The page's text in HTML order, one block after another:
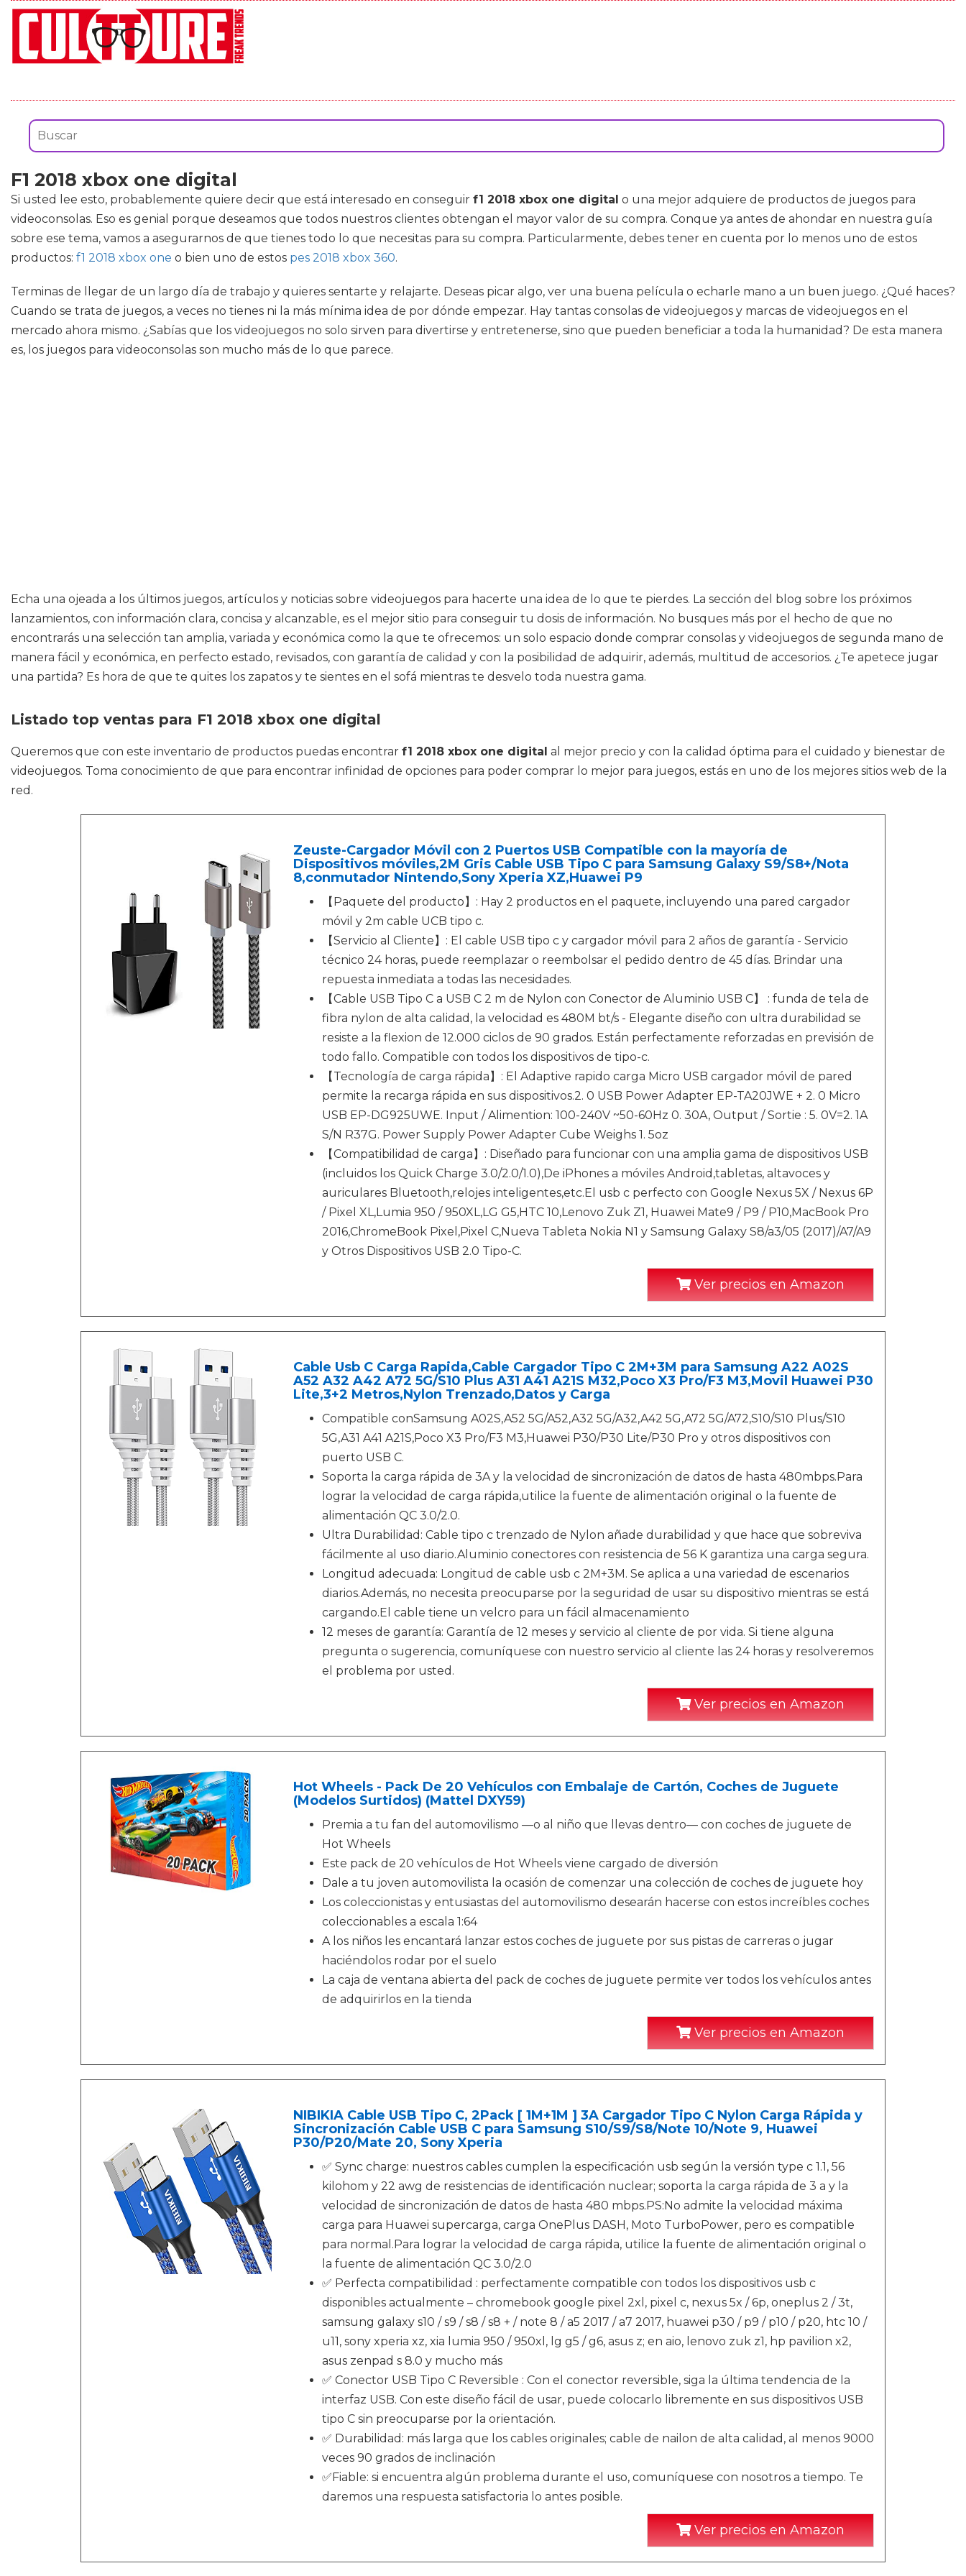
F1 2018 xbox one digital
Si usted lee esto, probablemente quiere decir que está interesado en conseguir f1 2018 xbox one digital o una mejor adquiere de productos de juegos para
videoconsolas. Eso es genial porque deseamos que todos nuestros clientes obtengan el mayor valor de su compra. Conque ya antes de ahondar en nuestra guía
sobre ese tema, vamos a asegurarnos de que tienes todo lo que necesitas para su compra. Particularmente, debes tener en cuenta por lo menos uno de estos
productos: f1 2018 xbox one o bien uno de estos pes 2018 xbox 360.
Terminas de llegar de un largo día de trabajo y quieres sentarte y relajarte. Deseas picar algo, ver una buena película o echarle mano a un buen juego. ¿Qué haces?
Cuando se trata de juegos, a veces no tienes ni la más mínima idea de por dónde empezar. Hay tantas consolas de videojuegos y marcas de videojuegos en el
mercado ahora mismo. ¿Sabías que los videojuegos no solo sirven para divertirse y entretenerse, sino que pueden beneficiar a toda la humanidad? De esta manera
es, los juegos para videoconsolas son mucho más de lo que parece.
Echa una ojeada a los últimos juegos, artículos y noticias sobre videojuegos para hacerte una idea de lo que te pierdes. La sección del blog sobre los próximos
lanzamientos, con información clara, concisa y alcanzable, es el mejor sitio para conseguir tu dosis de información. No busques más por el hecho de que no
encontrarás una selección tan amplia, variada y económica como la que te ofrecemos: un solo espacio donde comprar consolas y videojuegos de segunda mano de
manera fácil y económica, en perfecto estado, revisados, con garantía de calidad y con la posibilidad de adquirir, además, multitud de accesorios. ¿Te apetece jugar
una partida? Es hora de que te quites los zapatos y te sientes en el sofá mientras te desvelo toda nuestra gama.
Listado top ventas para F1 2018 xbox one digital
Queremos que con este inventario de productos puedas encontrar f1 2018 xbox one digital al mejor precio y con la calidad óptima para el cuidado y bienestar de
videojuegos. Toma conocimiento de que para encontrar infinidad de opciones para poder comprar lo mejor para juegos, estás en uno de los mejores sitios web de la
red.
Zeuste-Cargador Móvil con 2 Puertos USB Compatible con la mayoría de
Dispositivos móviles,2M Gris Cable USB Tipo C para Samsung Galaxy S9/S8+/Nota
8,conmutador Nintendo,Sony Xperia XZ,Huawei P9
【Paquete del producto】: Hay 2 productos en el paquete, incluyendo una pared cargador
móvil y 2m cable UCB tipo c.
【Servicio al Cliente】: El cable USB tipo c y cargador móvil para 2 años de garantía - Servicio
técnico 24 horas, puede reemplazar o reembolsar el pedido dentro de 45 días. Brindar una
repuesta inmediata a todas las necesidades.
【Cable USB Tipo C a USB C 2 m de Nylon con Conector de Aluminio USB C】 : funda de tela de
fibra nylon de alta calidad, la velocidad es 480M bt/s - Elegante diseño con ultra durabilidad se
resiste a la flexion de 12.000 ciclos de 90 grados. Están perfectamente reforzadas en previsión de
todo fallo. Compatible con todos los dispositivos de tipo-c.
【Tecnología de carga rápida】: El Adaptive rapido carga Micro USB cargador móvil de pared
permite la recarga rápida en sus dispositivos.2. 0 USB Power Adapter EP-TA20JWE + 2. 0 Micro
USB EP-DG925UWE. Input / Alimention: 100-240V ~50-60Hz 0. 30A, Output / Sortie : 5. 0V=2. 1A
S/N R37G. Power Supply Power Adapter Cube Weighs 1. 5oz
【Compatibilidad de carga】: Diseñado para funcionar con una amplia gama de dispositivos USB
(incluidos los Quick Charge 3.0/2.0/1.0),De iPhones a móviles Android,tabletas, altavoces y
auriculares Bluetooth,relojes inteligentes,etc.El usb c perfecto con Google Nexus 5X / Nexus 6P
/ Pixel XL,Lumia 950 / 950XL,LG G5,HTC 10,Lenovo Zuk Z1, Huawei Mate9 / P9 / P10,MacBook Pro
2016,ChromeBook Pixel,Pixel C,Nueva Tableta Nokia N1 y Samsung Galaxy S8/a3/05 (2017)/A7/A9
y Otros Dispositivos USB 2.0 Tipo-C.
Ver precios en Amazon
Cable Usb C Carga Rapida,Cable Cargador Tipo C 2M+3M para Samsung A22 A02S
A52 A32 A42 A72 5G/S10 Plus A31 A41 A21S M32,Poco X3 Pro/F3 M3,Movil Huawei P30
Lite,3+2 Metros,Nylon Trenzado,Datos y Carga
Compatible conSamsung A02S,A52 5G/A52,A32 5G/A32,A42 5G,A72 5G/A72,S10/S10 Plus/S10
5G,A31 A41 A21S,Poco X3 Pro/F3 M3,Huawei P30/P30 Lite/P30 Pro y otros dispositivos con
puerto USB C.
Soporta la carga rápida de 3A y la velocidad de sincronización de datos de hasta 480mbps.Para
lograr la velocidad de carga rápida,utilice la fuente de alimentación original o la fuente de
alimentación QC 3.0/2.0.
Ultra Durabilidad: Cable tipo c trenzado de Nylon añade durabilidad y que hace que sobreviva
fácilmente al uso diario.Aluminio conectores con resistencia de 56 K garantiza una carga segura.
Longitud adecuada: Longitud de cable usb c 2M+3M. Se aplica a una variedad de escenarios
diarios.Además, no necesita preocuparse por la seguridad de usar su dispositivo mientras se está
cargando.El cable tiene un velcro para un fácil almacenamiento
12 meses de garantía: Garantía de 12 meses y servicio al cliente de por vida. Si tiene alguna
pregunta o sugerencia, comuníquese con nuestro servicio al cliente las 24 horas y resolveremos
el problema por usted.
Ver precios en Amazon
Hot Wheels - Pack De 20 Vehículos con Embalaje de Cartón, Coches de Juguete
(Modelos Surtidos) (Mattel DXY59)
Premia a tu fan del automovilismo —o al niño que llevas dentro— con coches de juguete de
Hot Wheels
Este pack de 20 vehículos de Hot Wheels viene cargado de diversión
Dale a tu joven automovilista la ocasión de comenzar una colección de coches de juguete hoy
Los coleccionistas y entusiastas del automovilismo desearán hacerse con estos increíbles coches
coleccionables a escala 1:64
A los niños les encantará lanzar estos coches de juguete por sus pistas de carreras o jugar
haciéndolos rodar por el suelo
La caja de ventana abierta del pack de coches de juguete permite ver todos los vehículos antes
de adquirirlos en la tienda
Ver precios en Amazon
NIBIKIA Cable USB Tipo C, 2Pack [ 1M+1M ] 3A Cargador Tipo C Nylon Carga Rápida y
Sincronización Cable USB C para Samsung S10/S9/S8/Note 10/Note 9, Huawei
P30/P20/Mate 20, Sony Xperia
✅ Sync charge: nuestros cables cumplen la especificación usb según la versión type c 1.1, 56
kilohom y 22 awg de resistencias de identificación nuclear; soporta la carga rápida de 3 a y la
velocidad de sincronización de datos de hasta 480 mbps.PS:No admite la velocidad máxima
carga para Huawei supercarga, carga OnePlus DASH, Moto TurboPower, pero es compatible
para normal.Para lograr la velocidad de carga rápida, utilice la fuente de alimentación original o
la fuente de alimentación QC 3.0/2.0
✅ Perfecta compatibilidad : perfectamente compatible con todos los dispositivos usb c
disponibles actualmente – chromebook google pixel 2xl, pixel c, nexus 5x / 6p, oneplus 2 / 3t,
samsung galaxy s10 / s9 / s8 / s8 + / note 8 / a5 2017 / a7 2017, huawei p30 / p9 / p10 / p20, htc 10 /
u11, sony xperia xz, xia lumia 950 / 950xl, lg g5 / g6, asus z; en aio, lenovo zuk z1, hp pavilion x2,
asus zenpad s 8.0 y mucho más
✅ Conector USB Tipo C Reversible : Con el conector reversible, siga la última tendencia de la
interfaz USB. Con este diseño fácil de usar, puede colocarlo libremente en sus dispositivos USB
tipo C sin preocuparse por la orientación.
✅ Durabilidad: más larga que los cables originales; cable de nailon de alta calidad, al menos 9000
veces 90 grados de inclinación
✅Fiable: si encuentra algún problema durante el uso, comuníquese con nosotros a tiempo. Te
daremos una respuesta satisfactoria lo antes posible.
Ver precios en Amazon